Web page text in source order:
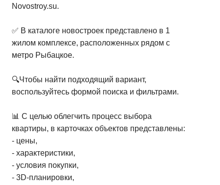
Novostroy.su.
✅ В каталоге новостроек представлено в 1
жилом комплексе, расположенных рядом с
метро Рыбацкое.
🔍Чтобы найти подходящий вариант,
воспользуйтесь формой поиска и фильтрами.
📊 С целью облегчить процесс выбора
квартиры, в карточках объектов представлены:
- цены,
- характеристики,
- условия покупки,
- 3D-планировки,